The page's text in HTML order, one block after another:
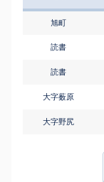
旭町
読書
読書
大字薮原
大字野尻